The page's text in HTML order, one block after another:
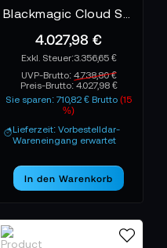
4.027,98 €
3.356,65 €
UVP-Brutto: 4.738,80 €
Preis-Brutto: 4.027,98 €
Sie sparen: 710,82 € Brutto(15
%)
Lieferzeit: Vorbestelldar-
Wareneingang erwartet
In den Warenkorb